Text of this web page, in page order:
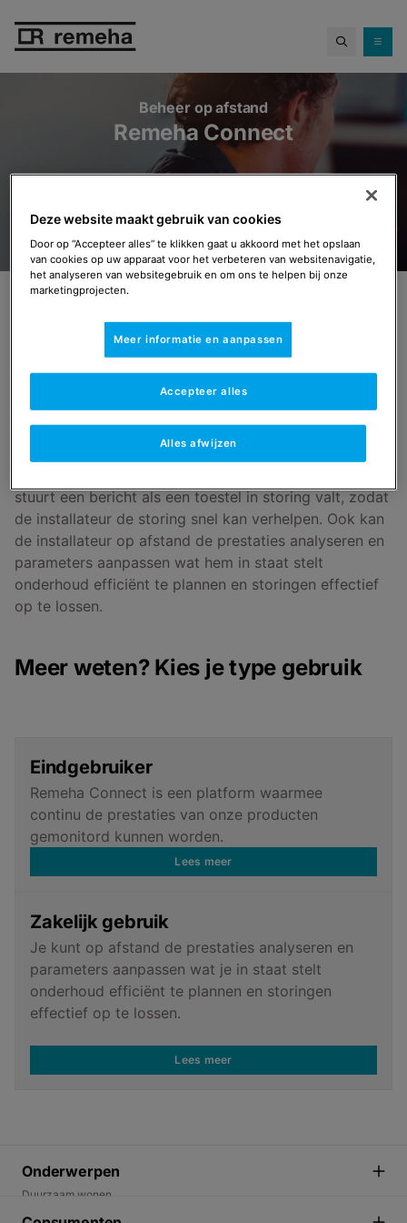
besparen met een hybride
warmtepomp.
Meer info
Beheer op afstand
Remeha Connect
Remeha connect
Optimaal werkend product. Snelle hulp bij storing.
Wat is Remeha Connect?
Remeha Connect is een platform waarmee continu de
prestaties van Remeha producten gemonitord kunnen
worden. Dat heeft voordelen voor zowel de
stuurt een bericht als een toestel in storing valt, zodat
de installateur de storing snel kan verhelpen. Ook kan
de installateur op afstand de prestaties analyseren en
parameters aanpassen wat hem in staat stelt
onderhoud efficiënt te plannen en storingen effectief
op te lossen.
Meer weten? Kies je type gebruik
Eindgebruiker
Remeha Connect is een platform waarmee
continu de prestaties van onze producten
gemonitord kunnen worden.
Lees meer
Zakelijk gebruik
Je kunt op afstand de prestaties analyseren en
parameters aanpassen wat je in staat stelt
onderhoud efficiënt te plannen en storingen
effectief op te lossen.
Lees meer
Onderwerpen
Duurzaam wonen
Energietransitie
Deze website maakt gebruik van cookies
Door op “Accepteer alles” te klikken gaat u akkoord met het opslaan
van cookies op uw apparaat voor het verbeteren van websitenavigatie,
het analyseren van websitegebruik en om ons te helpen bij onze
marketingprojecten.
Meer informatie en aanpassen
Alles afwijzen
Accepteer alles